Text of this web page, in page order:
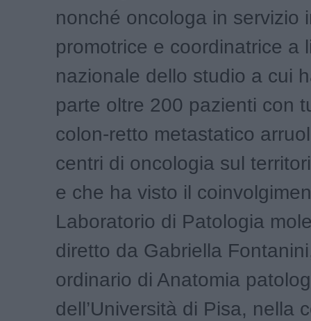
nonché oncologa in servizio
promotrice e coordinatrice a
nazionale dello studio a cui
parte oltre 200 pazienti con
colon-retto metastatico
centri di oncologia sul
e che ha visto il
Laboratorio di Patologia
diretto da Gabriella
ordinario di Anatomia
dell’Università di Pisa, nella